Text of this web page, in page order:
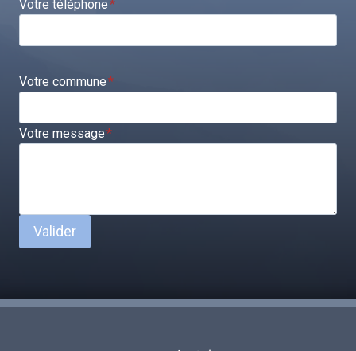
Votre téléphone*
Votre commune*
Votre message*
Valider